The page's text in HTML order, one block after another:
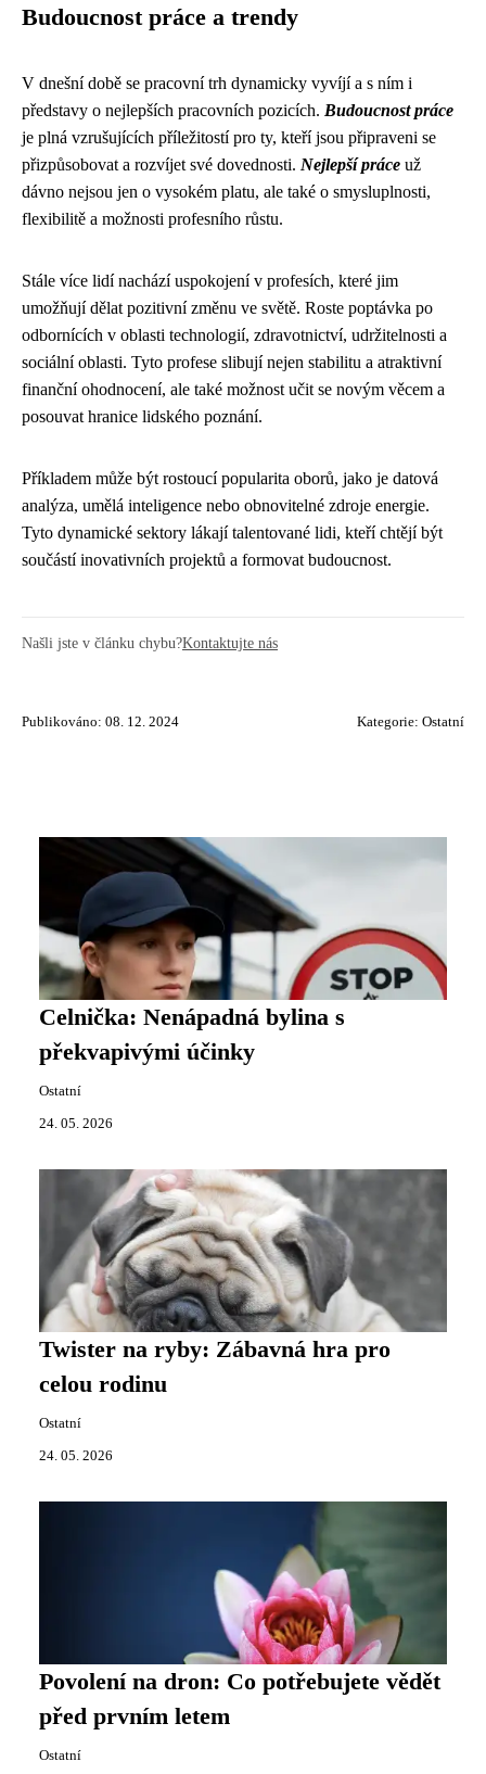
Budoucnost práce a trendy
V dnešní době se pracovní trh dynamicky vyvíjí a s ním i
představy o nejlepších pracovních pozicích. Budoucnost práce
je plná vzrušujících příležitostí pro ty, kteří jsou připraveni se
přizpůsobovat a rozvíjet své dovednosti. Nejlepší práce už
dávno nejsou jen o vysokém platu, ale také o smysluplnosti,
flexibilitě a možnosti profesního růstu.
Stále více lidí nachází uspokojení v profesích, které jim
umožňují dělat pozitivní změnu ve světě. Roste poptávka po
odbornících v oblasti technologií, zdravotnictví, udržitelnosti a
sociální oblasti. Tyto profese slibují nejen stabilitu a atraktivní
finanční ohodnocení, ale také možnost učit se novým věcem a
posouvat hranice lidského poznání.
Příkladem může být rostoucí popularita oborů, jako je datová
analýza, umělá inteligence nebo obnovitelné zdroje energie.
Tyto dynamické sektory lákají talentované lidi, kteří chtějí být
součástí inovativních projektů a formovat budoucnost.
Našli jste v článku chybu?Kontaktujte nás
Publikováno: 08. 12. 2024 Kategorie: Ostatní
Celnička: Nenápadná bylina s
překvapivými účinky
Ostatní
24. 05. 2026
Twister na ryby: Zábavná hra pro
celou rodinu
Ostatní
24. 05. 2026
Povolení na dron: Co potřebujete vědět
před prvním letem
Ostatní